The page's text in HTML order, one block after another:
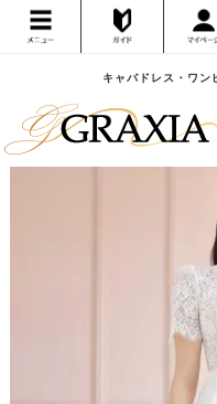
キャバドレス・ワ